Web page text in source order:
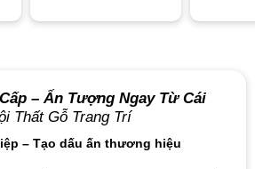
– Ấn Tượng Ngay Từ Cái
Thất Gỗ Trang Trí
– Tạo dấu ấn thương hiệu